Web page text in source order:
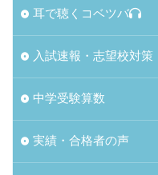
耳で聴くコベツバ
入試速報・志望校対策
中学受験算数
実績・合格者の声